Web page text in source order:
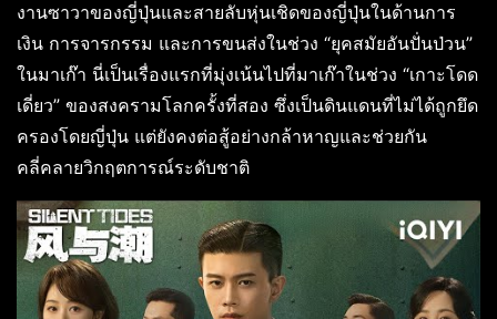
งานซาวาของญี่ปุ่นและสายลับหุ่นเชิดของญี่ปุ่นในด้านการ
เงิน การจารกรรม และการขนส่งในช่วง “ยุคสมัยอันปั่นป่วน”
ในมาเก๊า นี่เป็นเรื่องแรกที่มุ่งเน้นไปที่มาเก๊าในช่วง “เกาะโดด
เดี่ยว” ของสงครามโลกครั้งที่สอง ซึ่งเป็นดินแดนที่ไม่ได้ถูกยึด
ครองโดยญี่ปุ่น แต่ยังคงต่อสู้อย่างกล้าหาญและช่วยกัน
คลี่คลายวิกฤตการณ์ระดับชาติ